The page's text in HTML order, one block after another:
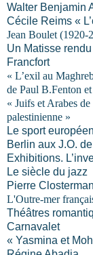
Walter Benjamin
Cécile Reims «
Jean Boulet (1920-
Un Matisse
Francfort
« L’exil au
de Paul B.Fenton
« Juifs et Arabes
palestinienne »
Le sport
Berlin aux J.O.
Exhibitions.
Le siècle du jazz
Pierre
L'Outre-mer
Théâtres
Carnavalet
« Yasmina et